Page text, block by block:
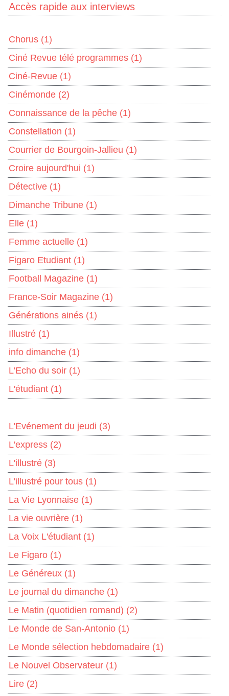
Accès rapide aux interviews
Chorus (1)
Ciné Revue télé programmes (1)
Ciné-Revue (1)
Cinémonde (2)
Connaissance de la pêche (1)
Constellation (1)
Courrier de Bourgoin-Jallieu (1)
Croire aujourd'hui (1)
Détective (1)
Dimanche Tribune (1)
Elle (1)
Femme actuelle (1)
Figaro Etudiant (1)
Football Magazine (1)
France-Soir Magazine (1)
Générations ainés (1)
Illustré (1)
info dimanche (1)
L'Echo du soir (1)
L'étudiant (1)
L'Evénement du jeudi (3)
L'express (2)
L'illustré (3)
L'illustré pour tous (1)
La Vie Lyonnaise (1)
La vie ouvrière (1)
La Voix L'étudiant (1)
Le Figaro (1)
Le Généreux (1)
Le journal du dimanche (1)
Le Matin (quotidien romand) (2)
Le Monde de San-Antonio (1)
Le Monde sélection hebdomadaire (1)
Le Nouvel Observateur (1)
Lire (2)